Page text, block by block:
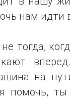
нам идти
тогда,
на
помочь, ты